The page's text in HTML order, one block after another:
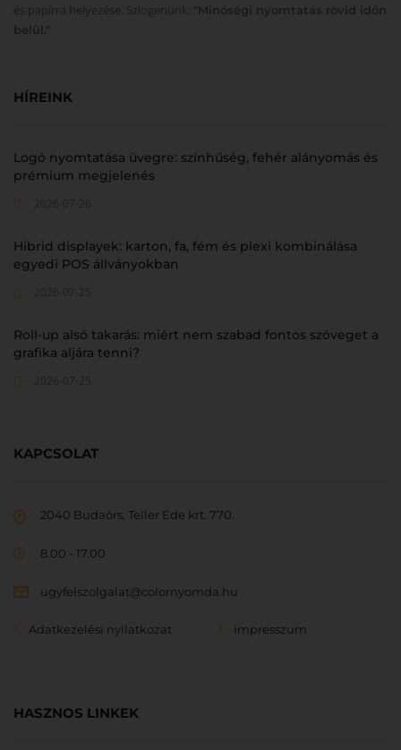
és papírra helyezése. Szlogenünk:
"Minőségi nyomtatás rövid időn
belül."
HÍREINK
Logó nyomtatása üvegre: színhűség, fehér alányomás és
prémium megjelenés
Hibrid displayek: karton, fa, fém és plexi kombinálása
egyedi POS állványokban
Roll-up alsó takarás: miért nem szabad fontos szöveget a
grafika aljára tenni?
KAPCSOLAT
2040 Budaörs, Teller Ede krt. 770.
8.00 - 17.00
ugyfelszolgalat@colornyomda.hu
Adatkezelési nyilatkozat Impresszum
HASZNOS LINKEK